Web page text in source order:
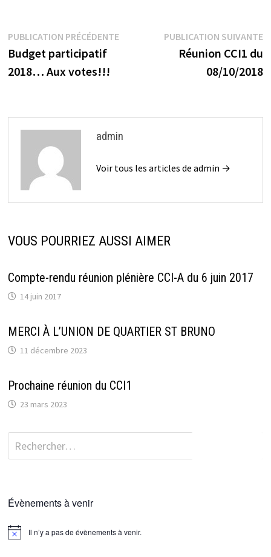
Navigation
de
PUBLICATION PRÉCÉDENTEPublication
Budget participatif
2018… Aux votes!!!
PUBLICATION SUIVANTE
Réunion CCI1 du
08/10/2018
admin
Voir tous les articles de admin →
VOUS POURRIEZ AUSSI AIMER
Compte-rendu réunion plénière CCI-A du 6 juin 2017
14 juin 2017
MERCI À L’UNION DE QUARTIER ST BRUNO
11 décembre 2023
Prochaine réunion du CCI1
23 mars 2023
Rechercher :
Évènements à venir
Il n’y a pas de évènements à venir.